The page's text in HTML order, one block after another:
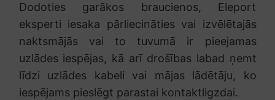
Dodoties garākos braucienos, Eleport
eksperti iesaka pārliecināties vai izvēlētajās
naktsmājās vai to tuvumā ir pieejamas
uzlādes iespējas, kā arī drošības labad ņemt
līdzi uzlādes kabeli vai mājas lādētāju, ko
iespējams pieslēgt parastai kontaktligzdai.